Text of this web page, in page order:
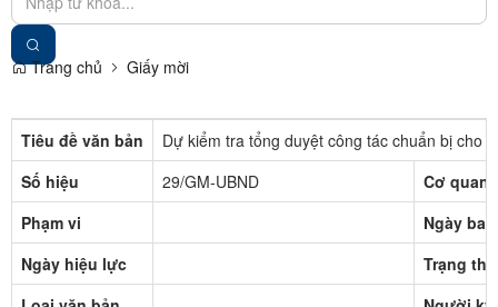
Trang chủ Giấy mời
Tiêu đề văn bản
Dự kiểm tra tổng duyệt công tác chuẩn bị cho
Số hiệu
29/GM-UBND
Cơ quan
Phạm vi
Ngày
Ngày hiệu lực
Trạng